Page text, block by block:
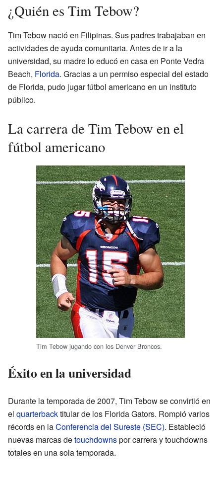
¿Quién es Tim Tebow?
Tim Tebow nació en Filipinas. Sus padres trabajaban en
actividades de ayuda comunitaria. Antes de ir a la
universidad, su madre lo educó en casa en Ponte Vedra
Beach, Florida. Gracias a un permiso especial del estado
de Florida, pudo jugar fútbol americano en un instituto
público.
La carrera de Tim Tebow en el
fútbol americano
Tim Tebow jugando con los Denver Broncos.
Éxito en la universidad
Durante la temporada de 2007, Tim Tebow se convirtió en
el quarterbacktitular de los Florida Gators. Rompió varios
récords en laConferencia del Sureste (SEC). Estableció
nuevas marcas detouchdownspor carrera y touchdowns
totales en una sola temporada.